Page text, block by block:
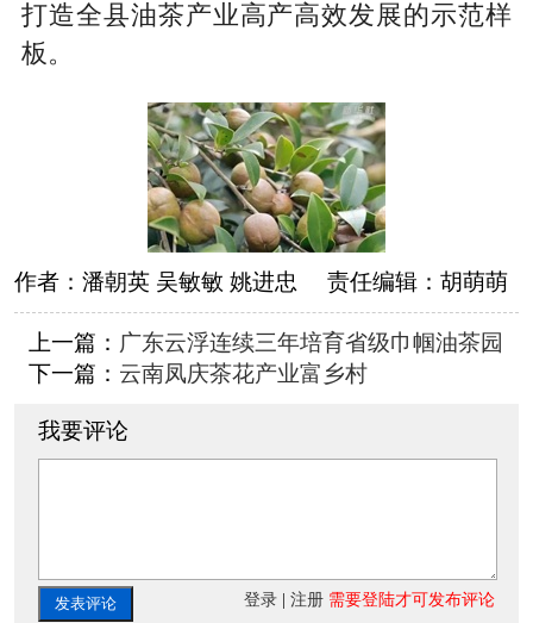
打造全县油茶产业高产高效发展的示范样
板。
作者： 潘朝英 吴敏敏 姚进忠 责任编辑： 胡萌萌
上一篇： 广东云浮连续三年培育省级巾帼油茶园
下一篇： 云南凤庆茶花产业富乡村
我要评论
发表评论 登录 |注册 需要登陆才可发布评论